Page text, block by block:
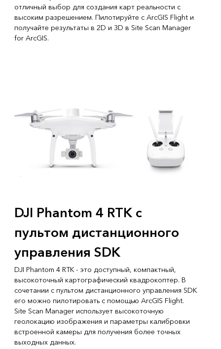
отличный выбор для создания карт реальности с
высоким разрешением. Пилотируйте с ArcGIS Flight и
получайте результаты в 2D и 3D в Site Scan Manager
for ArcGIS.
DJI Phantom 4 RTK с
пультом дистанционного
управления SDK
DJI Phantom 4 RTK - это доступный, компактный,
высокоточный картографический квадрокоптер. В
сочетании с пультом дистанционного управления SDK
его можно пилотировать с помощью ArcGIS Flight.
Site Scan Manager использует высокоточную
геолокацию изображения и параметры калибровки
встроенной камеры для получения более точных
выходных данных.